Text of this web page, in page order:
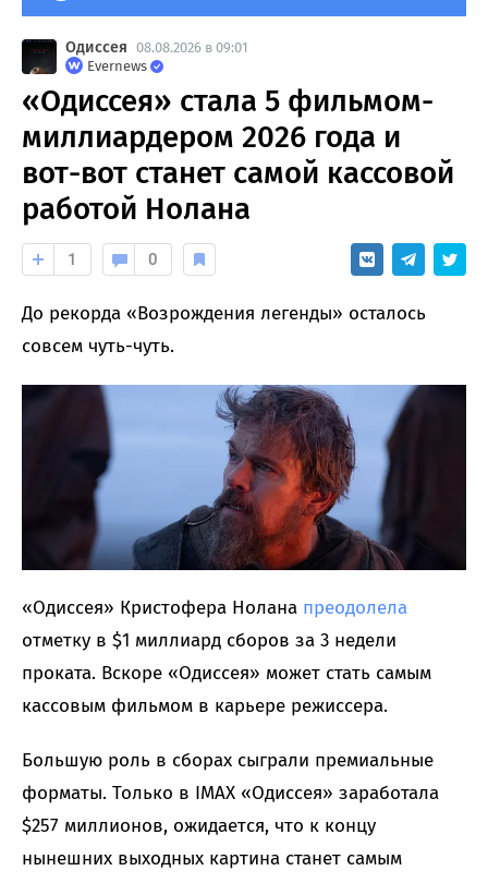
Одиссея 08.08.2026 в 09:01
Evernews
«Одиссея» стала 5 фильмом-
миллиардером 2026 года и
вот-вот станет самой кассовой
работой Нолана
1 0
До рекорда «Возрождения легенды» осталось
совсем чуть-чуть.
«Одиссея» Кристофера Нолана преодолела
отметку в $1 миллиард сборов за 3 недели
проката. Вскоре «Одиссея» может стать самым
кассовым фильмом в карьере режиссера.
Большую роль в сборах сыграли премиальные
форматы. Только в IMAX «Одиссея» заработала
$257 миллионов, ожидается, что к концу
нынешних выходных картина станет самым